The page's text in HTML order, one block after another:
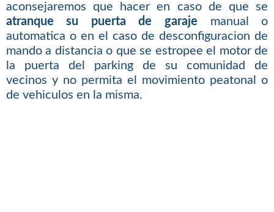
aconsejaremos que hacer en caso de que se
atranque su puerta de garaje manual o
automatica o en el caso de desconfiguracion de
mando a distancia o que se estropee el motor de
la puerta del parking de su comunidad de
vecinos y no permita el movimiento peatonal o
de vehiculos en la misma.